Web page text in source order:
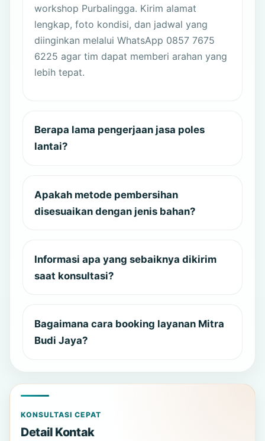
workshop Purbalingga. Kirim alamat
lengkap, foto kondisi, dan jadwal yang
diinginkan melalui WhatsApp 0857 7675
6225 agar tim dapat memberi arahan yang
lebih tepat.
Berapa lama pengerjaan jasa poles
lantai?
Apakah metode pembersihan
disesuaikan dengan jenis bahan?
Informasi apa yang sebaiknya dikirim
saat konsultasi?
Bagaimana cara booking layanan Mitra
Budi Jaya?
KONSULTASI CEPAT
Detail Kontak